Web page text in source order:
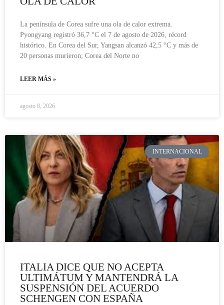
La península de Corea sufre una ola de calor extrema.
Pyongyang registró 36,7 °C el 7 de agosto de 2026, récord
histórico. En Corea del Sur, Yangsan alcanzó 42,5 °C y más de
20 personas murieron; Corea del Norte no
LEER MÁS »
agosto 8, 2026
INTERNACIONAL
ITALIA DICE QUE NO ACEPTA
ULTIMÁTUM Y MANTENDRÁ LA
SUSPENSIÓN DEL ACUERDO
SCHENGEN CON ESPAÑA